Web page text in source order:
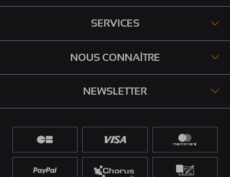
SERVICES
NOUS CONNAÎTRE
NEWSLETTER